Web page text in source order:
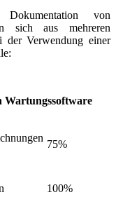
von
sich aus mehreren
der Verwendung einer
Wartungssoftware
75%
100%